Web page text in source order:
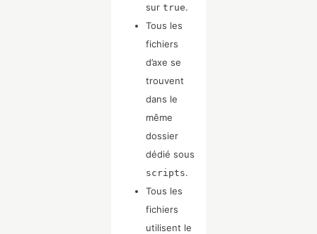
surtrue.
Tous les
fichiers
d’axe se
trouvent
dans le
même
dossier
dédié sous
scripts.
Tous les
fichiers
utilisent le